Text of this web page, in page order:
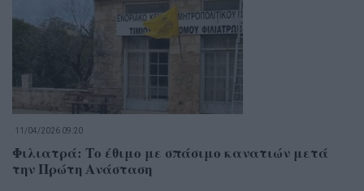
11/04/2026 09:20
Φιλιατρά: Το έθιμο με σπάσιμο κανατιών μετά
την Πρώτη Ανάσταση